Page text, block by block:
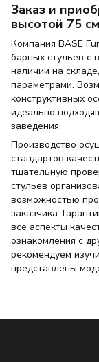
Заказ и
высотой 75 см
Компания BASE
барных стульев с
наличии на
параметрами.
конструктивных
идеально
заведения.
Производство
стандартов
тщательную
стульев
возможностью
заказчика.
все аспекты
ознакомления с
рекомендуем
представлены